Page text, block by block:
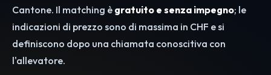
Cantone. Il matching è gratuito e senza impegno; le
indicazioni di prezzo sono di massima in CHF e si
definiscono dopo una chiamata conoscitiva con
l'allevatore.